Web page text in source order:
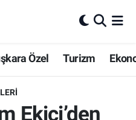
Özel Turizm
Ekici’den
Haritası